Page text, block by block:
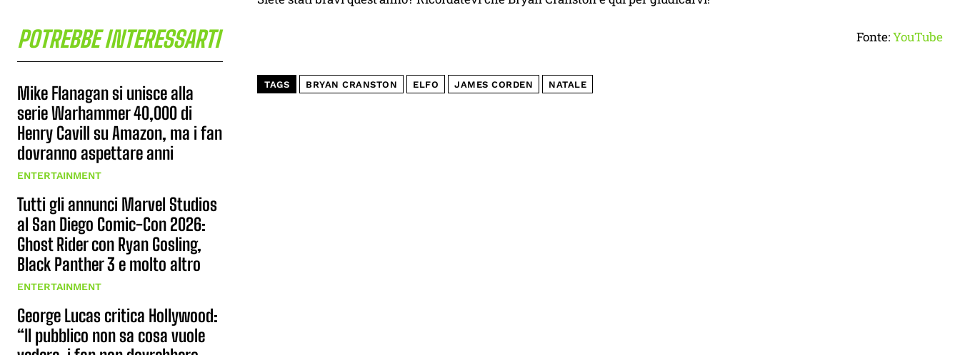
POTREBBE INTERESSARTI
Mike Flanagan si unisce alla
serie Warhammer 40,000 di
Henry Cavill su Amazon, ma i fan
dovranno aspettare anni
ENTERTAINMENT
Tutti gli annunci Marvel Studios
al San Diego Comic-Con 2026:
Ghost Rider con Ryan Gosling,
Black Panther 3 e molto altro
ENTERTAINMENT
George Lucas critica Hollywood:
“Il pubblico non sa cosa vuole
Fonte:YouTube
TAGS BRYAN CRANSTON ELFO JAMES CORDEN NATALE